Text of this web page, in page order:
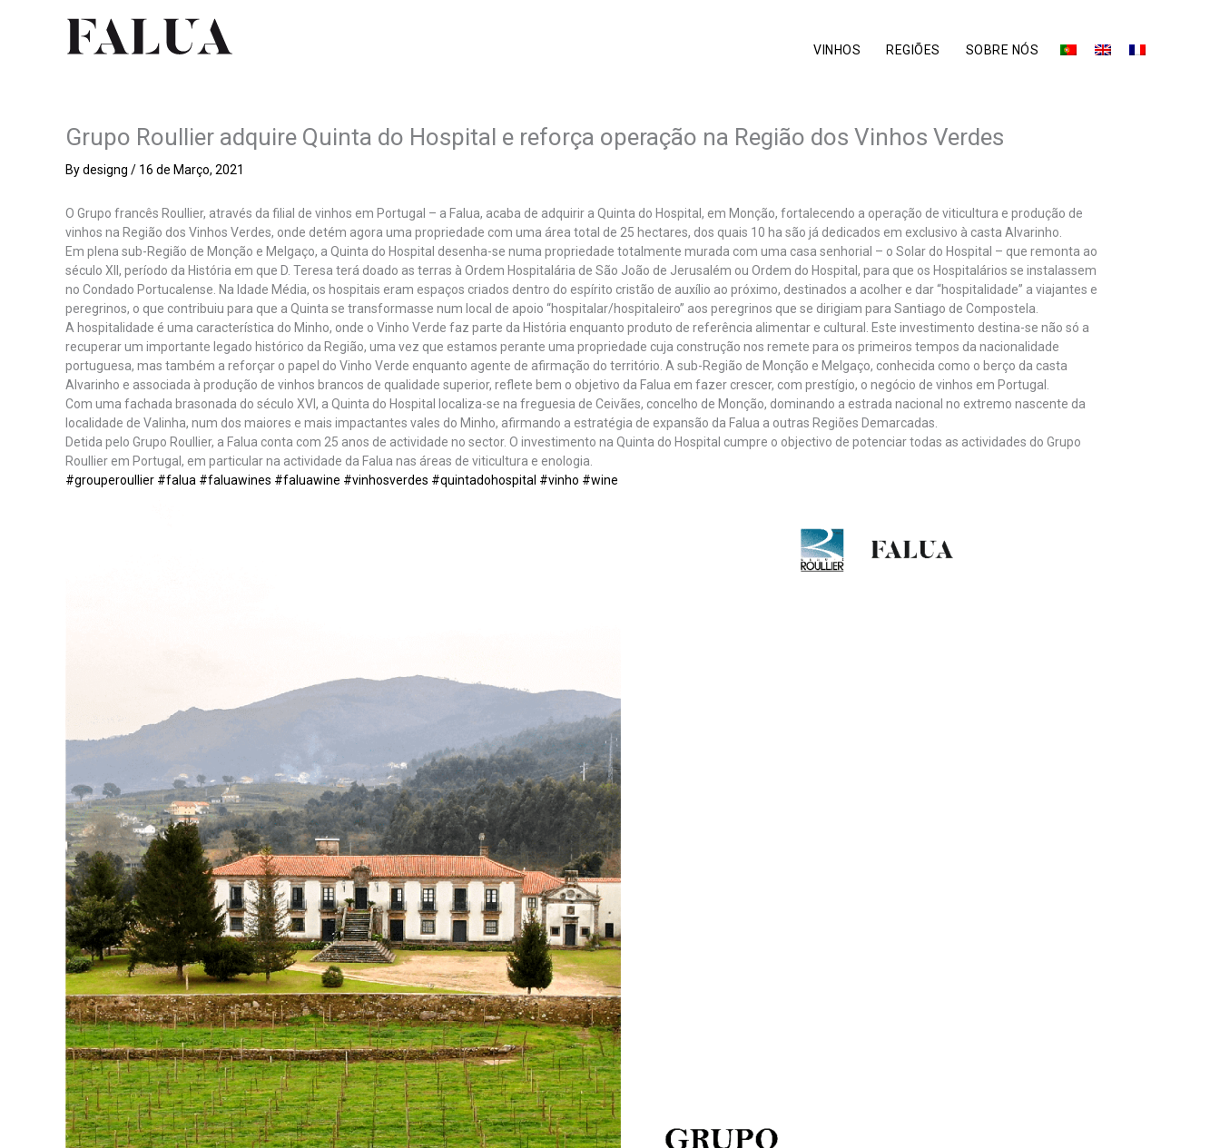
VINHOS REGIÕES SOBRE NÓS
Grupo Roullier adquire Quinta do Hospital e reforça operação na Região dos Vinhos Verdes
Bydesigng / 16 de Março, 2021
O Grupo francês Roullier, através da filial de vinhos em Portugal – a Falua, acaba de adquirir a Quinta do Hospital, em Monção, fortalecendo a operação de viticultura e produção de
vinhos na Região dos Vinhos Verdes, onde detém agora uma propriedade com uma área total de 25 hectares, dos quais 10 ha são já dedicados em exclusivo à casta Alvarinho.
Em plena sub-Região de Monção e Melgaço, a Quinta do Hospital desenha-se numa propriedade totalmente murada com uma casa senhorial – o Solar do Hospital – que remonta ao
século XII, período da História em que D. Teresa terá doado as terras à Ordem Hospitalária de São João de Jerusalém ou Ordem do Hospital, para que os Hospitalários se instalassem
no Condado Portucalense. Na Idade Média, os hospitais eram espaços criados dentro do espírito cristão de auxílio ao próximo, destinados a acolher e dar “hospitalidade” a viajantes e
peregrinos, o que contribuiu para que a Quinta se transformasse num local de apoio “hospitalar/hospitaleiro” aos peregrinos que se dirigiam para Santiago de Compostela.
A hospitalidade é uma característica do Minho, onde o Vinho Verde faz parte da História enquanto produto de referência alimentar e cultural. Este investimento destina-se não só a
recuperar um importante legado histórico da Região, uma vez que estamos perante uma propriedade cuja construção nos remete para os primeiros tempos da nacionalidade
portuguesa, mas também a reforçar o papel do Vinho Verde enquanto agente de afirmação do território. A sub-Região de Monção e Melgaço, conhecida como o berço da casta
Alvarinho e associada à produção de vinhos brancos de qualidade superior, reflete bem o objetivo da Falua em fazer crescer, com prestígio, o negócio de vinhos em Portugal.
Com uma fachada brasonada do século XVI, a Quinta do Hospital localiza-se na freguesia de Ceivães, concelho de Monção, dominando a estrada nacional no extremo nascente da
localidade de Valinha, num dos maiores e mais impactantes vales do Minho, afirmando a estratégia de expansão da Falua a outras Regiões Demarcadas.
Detida pelo Grupo Roullier, a Falua conta com 25 anos de actividade no sector. O investimento na Quinta do Hospital cumpre o objectivo de potenciar todas as actividades do Grupo
Roullier em Portugal, em particular na actividade da Falua nas áreas de viticultura e enologia.
#grouperoullier #falua #faluawines #faluawine #vinhosverdes #quintadohospital #vinho #wine